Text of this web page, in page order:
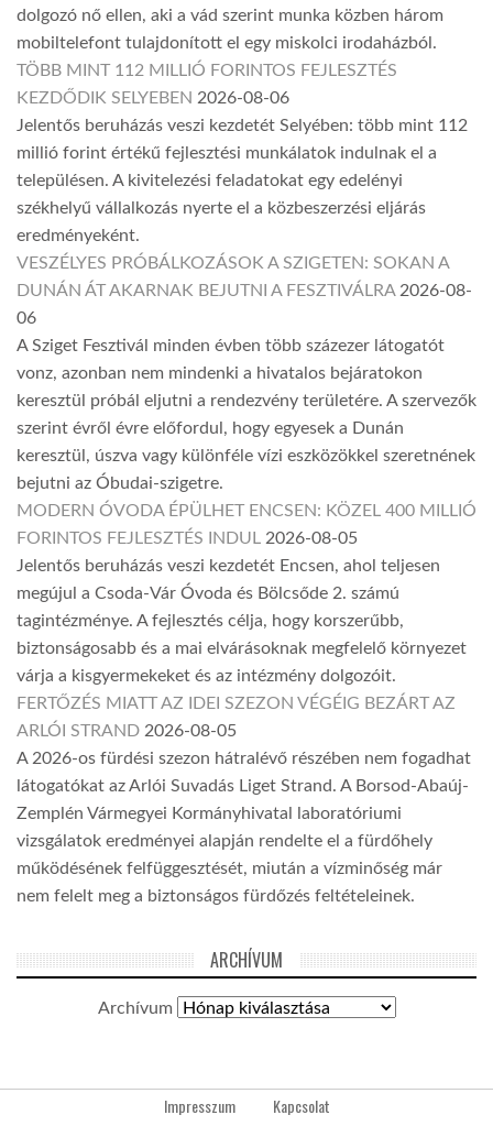
dolgozó nő ellen, aki a vád szerint munka közben három
mobiltelefont tulajdonított el egy miskolci irodaházból.
TÖBB MINT 112 MILLIÓ FORINTOS FEJLESZTÉS
KEZDŐDIK SELYEBEN 2026-08-06
Jelentős beruházás veszi kezdetét Selyében: több mint 112
millió forint értékű fejlesztési munkálatok indulnak el a
településen. A kivitelezési feladatokat egy edelényi
székhelyű vállalkozás nyerte el a közbeszerzési eljárás
eredményeként.
VESZÉLYES PRÓBÁLKOZÁSOK A SZIGETEN: SOKAN A
DUNÁN ÁT AKARNAK BEJUTNI A FESZTIVÁLRA 2026-08-
06
A Sziget Fesztivál minden évben több százezer látogatót
vonz, azonban nem mindenki a hivatalos bejáratokon
keresztül próbál eljutni a rendezvény területére. A szervezők
szerint évről évre előfordul, hogy egyesek a Dunán
keresztül, úszva vagy különféle vízi eszközökkel szeretnének
bejutni az Óbudai-szigetre.
MODERN ÓVODA ÉPÜLHET ENCSEN: KÖZEL 400 MILLIÓ
FORINTOS FEJLESZTÉS INDUL 2026-08-05
Jelentős beruházás veszi kezdetét Encsen, ahol teljesen
megújul a Csoda-Vár Óvoda és Bölcsőde 2. számú
tagintézménye. A fejlesztés célja, hogy korszerűbb,
biztonságosabb és a mai elvárásoknak megfelelő környezet
várja a kisgyermekeket és az intézmény dolgozóit.
FERTŐZÉS MIATT AZ IDEI SZEZON VÉGÉIG BEZÁRT AZ
ARLÓI STRAND 2026-08-05
A 2026-os fürdési szezon hátralévő részében nem fogadhat
látogatókat az Arlói Suvadás Liget Strand. A Borsod-Abaúj-
Zemplén Vármegyei Kormányhivatal laboratóriumi
vizsgálatok eredményei alapján rendelte el a fürdőhely
működésének felfüggesztését, miután a vízminőség már
nem felelt meg a biztonságos fürdőzés feltételeinek.
ARCHÍVUM
Archívum
Impresszum Kapcsolat